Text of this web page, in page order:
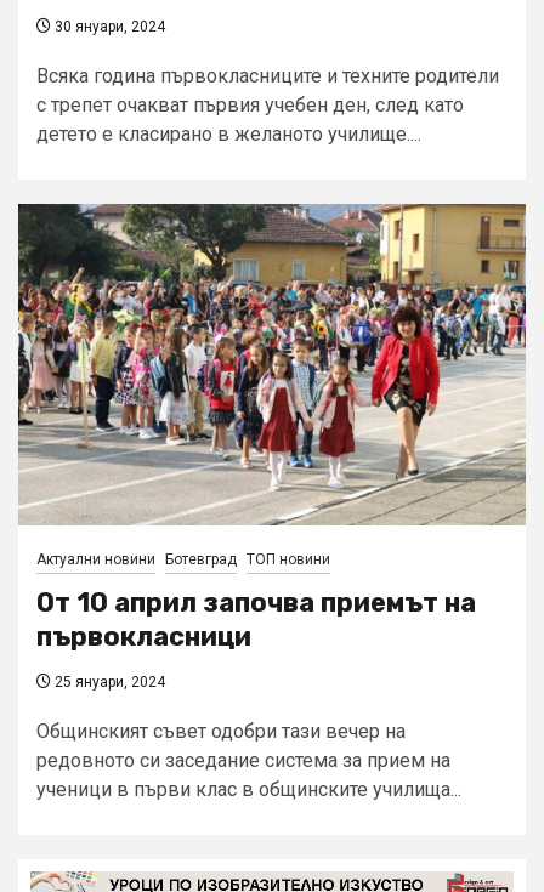
30 януари, 2024
Всяка година първокласниците и техните родители
с трепет очакват първия учебен ден, след като
детето е класирано в желаното училище....
Актуални новини Ботевград ТОП новини
От 10 април започва приемът на
първокласници
25 януари, 2024
Общинският съвет одобри тази вечер на
редовното си заседание система за прием на
ученици в първи клас в общинските училища...